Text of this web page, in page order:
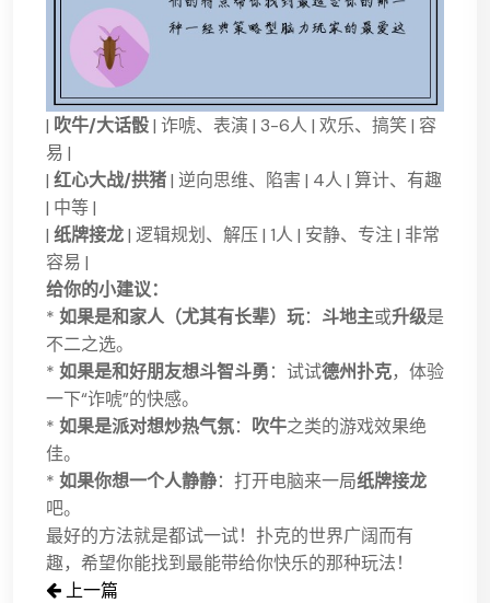
| 吹牛/大话骰| 诈唬、表演 | 3-6人 | 欢乐、搞笑 | 容
易 |
| 红心大战/拱猪| 逆向思维、陷害 | 4人 | 算计、有趣
| 中等 |
| 纸牌接龙| 逻辑规划、解压 | 1人 | 安静、专注 | 非常
容易 |
给你的小建议：
* 如果是和家人（尤其有长辈）玩： 斗地主或升级是
不二之选。
* 如果是和好朋友想斗智斗勇：试试德州扑克，体验
一下“诈唬”的快感。
* 如果是派对想炒热气氛： 吹牛之类的游戏效果绝
佳。
* 如果你想一个人静静：打开电脑来一局纸牌接龙
吧。
最好的方法就是都试一试！扑克的世界广阔而有
趣，希望你能找到最能带给你快乐的那种玩法！
上一篇